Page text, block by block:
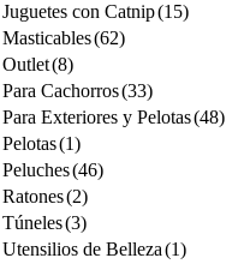
Juguetes con Catnip(15)
Masticables(62)
Outlet(8)
Para Cachorros(33)
Para Exteriores y Pelotas(48)
Pelotas(1)
Peluches(46)
Ratones(2)
Túneles(3)
Utensilios de Belleza(1)